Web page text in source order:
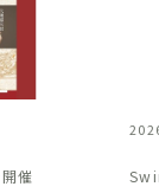
催